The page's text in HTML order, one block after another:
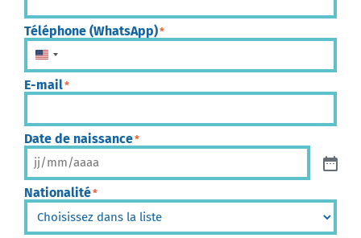
Téléphone (WhatsApp)*
États-Unis +1
E-mail*
Date de naissance*
Nationalité*